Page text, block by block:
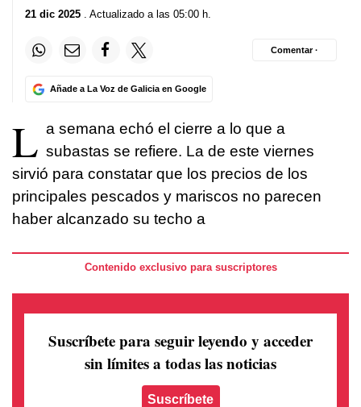
21 dic 2025 . Actualizado a las 05:00 h.
Añade a La Voz de Galicia en Google
Comentar ·
L a semana echó el cierre a lo que a
subastas se refiere. La de este viernes
sirvió para constatar que los precios de los
principales pescados y mariscos no parecen
haber alcanzado su techo a
Contenido exclusivo para suscriptores
Suscríbete para seguir leyendo y acceder
sin límites a todas las noticias
Suscríbete